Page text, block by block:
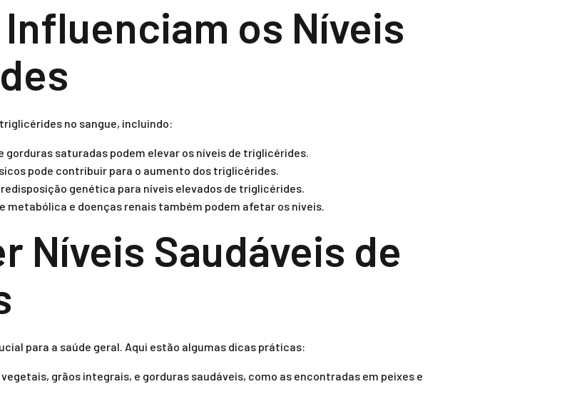
os Níveis
no sangue, incluindo:
gorduras saturadas podem elevar os níveis de triglicérides.
pode contribuir para o aumento dos triglicérides.
genética para níveis elevados de triglicérides.
metabólica e doenças renais também podem afetar os níveis.
Níveis Saudáveis de
para a saúde geral. Aqui estão algumas dicas práticas:
grãos integrais, e gorduras saudáveis, como as encontradas em peixes e